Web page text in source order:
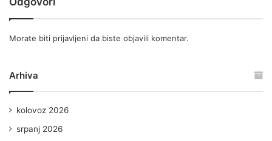
Morate biti prijavljeni da biste objavili komentar.
Arhiva
kolovoz 2026
srpanj 2026